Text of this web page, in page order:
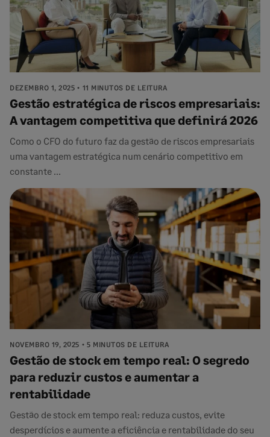
DEZEMBRO 1, 2025 11 MINUTOS DE LEITURA
Gestão estratégica de riscos empresariais:
A vantagem competitiva que definirá 2026
Como o CFO do futuro faz da gestão de riscos empresariais
uma vantagem estratégica num cenário competitivo em
constante ...
NOVEMBRO 19, 2025 5 MINUTOS DE LEITURA
Gestão de stock em tempo real: O segredo
para reduzir custos e aumentar a
rentabilidade
Gestão de stock em tempo real: reduza custos, evite
desperdícios e aumente a eficiência e rentabilidade do seu